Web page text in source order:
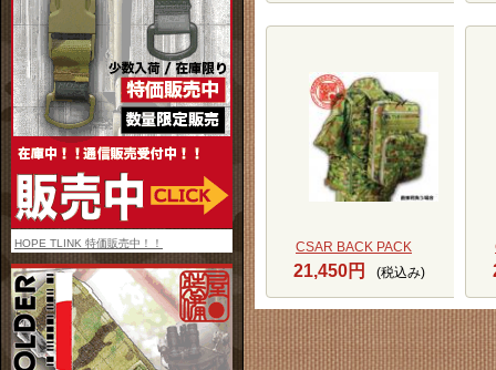
CSAR BACK PACK
21,450円 (税込み)
HOPE TLINK 特価販売中！！